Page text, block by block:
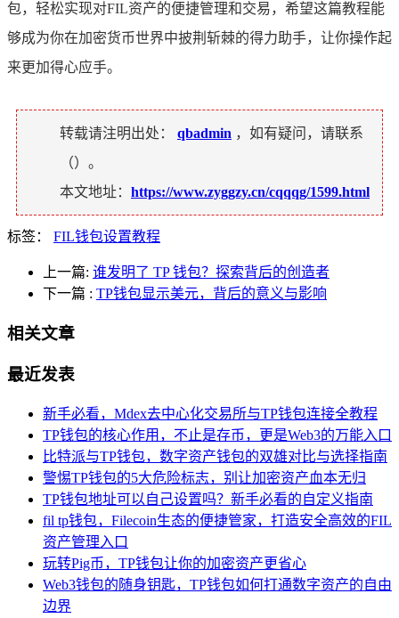
包，轻松实现对FIL资产的便捷管理和交易，希望这篇教程能
够成为你在加密货币世界中披荆斩棘的得力助手，让你操作起
来更加得心应手。
转载请注明出处： qbadmin ，如有疑问，请联系
（）。
本文地址： https://www.zyggzy.cn/cqqqg/1599.html
标签： FIL钱包设置教程
上一篇: 谁发明了 TP 钱包？探索背后的创造者
下一篇 : TP钱包显示美元，背后的意义与影响
相关文章
最近发表
新手必看，Mdex去中心化交易所与TP钱包连接全教程
TP钱包的核心作用，不止是存币，更是Web3的万能入口
比特派与TP钱包，数字资产钱包的双雄对比与选择指南
警惕TP钱包的5大危险标志，别让加密资产血本无归
TP钱包地址可以自己设置吗？新手必看的自定义指南
fil tp钱包，Filecoin生态的便捷管家，打造安全高效的FIL
资产管理入口
玩转Pig币，TP钱包让你的加密资产更省心
Web3钱包的随身钥匙，TP钱包如何打通数字资产的自由
边界